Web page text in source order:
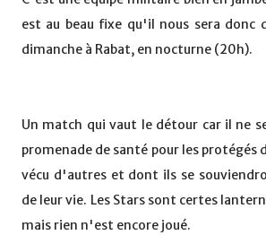
est au beau fixe qu'il nous sera donc
dimanche à Rabat, en nocturne (20h).
Un match qui vaut le détour car il ne
promenade de santé pour les protégés
vécu d'autres et dont ils se
de leur vie. Les Stars sont certes
mais rien n'est encore joué.